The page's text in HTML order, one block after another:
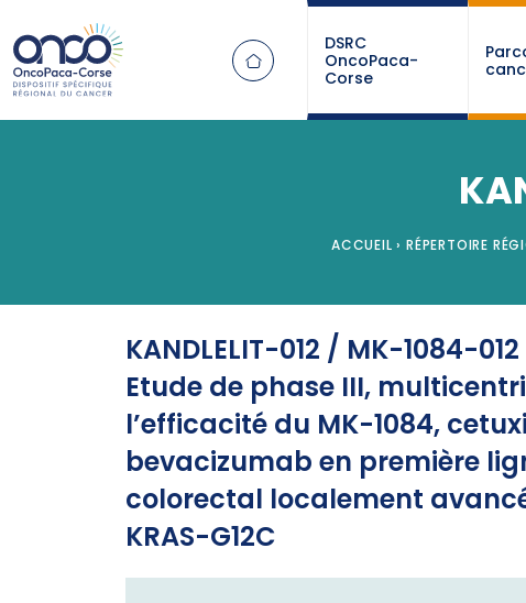
DSRC
OncoPaca-
Corse
ACCUEIL › RÉPERTOIRE
KANDLELIT-012 / MK-1084-012
Etude de phase III,
l’efficacité du MK-1084,
bevacizumab en première
colorectal localement
KRAS-G12C